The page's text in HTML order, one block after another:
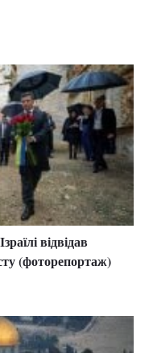
відвідав
(фоторепортаж)